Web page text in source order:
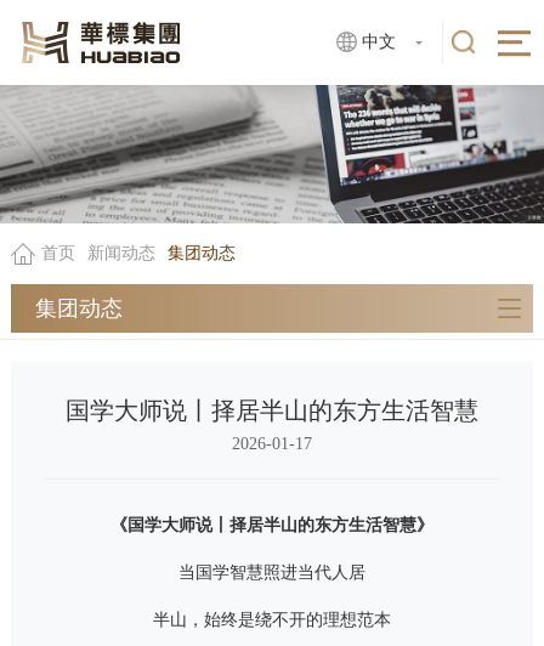
中文
首页 新闻动态 集团动态
集团动态
国学大师说丨择居半山的东方生活智慧
2026-01-17
《国学大师说丨择居半山的东方生活智慧》
当国学智慧照进当代人居
半山，始终是绕不开的理想范本